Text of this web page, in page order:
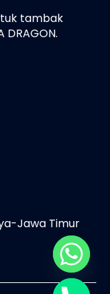
tambak
Jawa Timur